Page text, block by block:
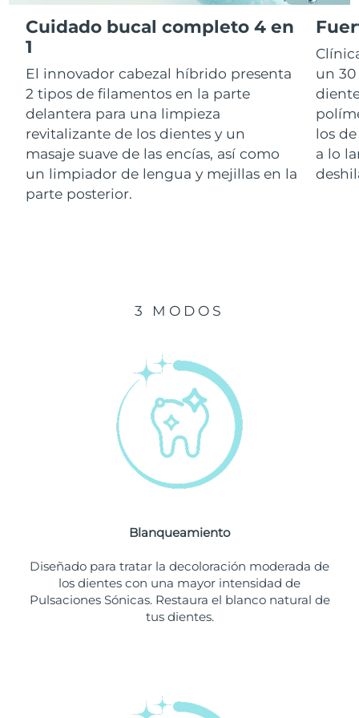
Cuidado bucal completo 4 en
1
El innovador cabezal híbrido presenta
2 tipos de filamentos en la parte
delantera para una limpieza
revitalizante de los dientes y un
masaje suave de las encías, así como
un limpiador de lengua y mejillas en la
parte posterior.
un
los
a lo
3 MODOS
Blanqueamiento
Diseñado para tratar la decoloración moderada de
los dientes con una mayor intensidad de
Pulsaciones Sónicas. Restaura el blanco natural de
tus dientes.
RAE de Macao
(China)
Malasia Entrega prevista 8/12/26
Malta Entrega prevista 8/9/26
México Entrega prevista 8/13/26
Mónaco
Entrega prevista
Entrega prevista
Entrega prevista
Entrega prevista
Reunión Entrega prevista8/14/26
Entrega prevista